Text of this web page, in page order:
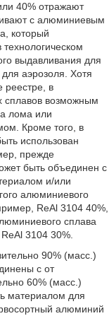
40% отражают
с алюминиевым
который
выдавливания для
для аэрозоля. Хотя
реестре, в
сплавов возможным
лома или
Кроме того, в
использован
прежде
быть объединен с
и/или
алюминиевого
ReAl 3104 40%,
сплава
3104 30%.
90% (масс.)
с от
60% (масс.)
материалом для
алюминий